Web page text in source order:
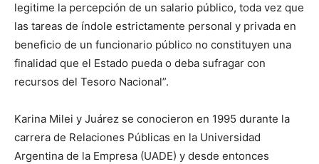
legitime la percepción de un salario público, toda vez que
las tareas de índole estrictamente personal y privada en
beneficio de un funcionario público no constituyen una
finalidad que el Estado pueda o deba sufragar con
recursos del Tesoro Nacional”.
Karina Milei y Juárez se conocieron en 1995 durante la
carrera de Relaciones Públicas en la Universidad
Argentina de la Empresa (UADE) y desde entonces